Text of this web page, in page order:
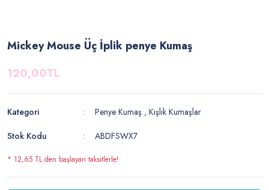
Mickey Mouse Üç İplik penye Kumaş
120,00TL
Kategori Penye Kumaş ,Kışlık Kumaşlar
Stok Kodu
ABDFSWX7
* 12,65 TL den başlayan taksitlerle!